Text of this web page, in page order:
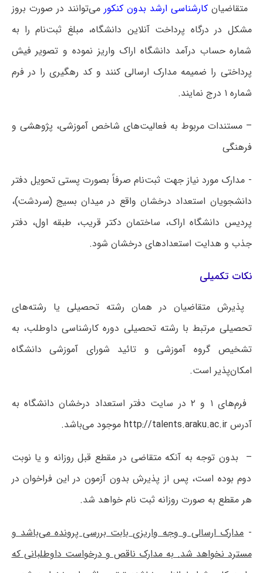
 متقاضیان کارشناسی ارشد بدون کنکور می‌توانند در صورت بروز
مشکل در درگاه پرداخت آنلاین دانشگاه، مبلغ ثبت‌نام را به
شماره حساب درآمد دانشگاه اراک واریز نموده و تصویر فیش
پرداختی را ضمیمه مدارک ارسالی کنند و کد رهگیری را در فرم
شماره ۱ درج نمایند.
– مستندات مربوط به فعالیت‌های شاخص آموزشی، پژوهشی و
فرهنگی
- مدارک مورد نیاز جهت ثبت‌نام صرفاً بصورت پستی تحویل دفتر
دانشجویان استعداد درخشان واقع در میدان بسیج (سردشت)،
پردیس دانشگاه اراک، ساختمان دکتر قریب، طبقه اول، دفتر
جذب و هدایت استعدادهای درخشان شود.
نکات تکمیلی
 پذیرش متقاضیان در همان رشته تحصیلی یا رشته‌های
تحصیلی مرتبط با رشته تحصیلی دوره کارشناسی داوطلب، به
تشخیص گروه آموزشی و تائید شورای آموزشی دانشگاه
امکان‌پذیر است.
‌ فرم‌های ۱ و ۲ در سایت دفتر استعداد درخشان دانشگاه به
آدرسhttp://talents.araku.ac.ir موجود می‌باشد.
–  بدون توجه به آنکه متقاضی در مقطع قبل روزانه و یا نوبت
دوم بوده است، پس از پذیرش بدون آزمون در این فراخوان در
هر مقطع به صورت روزانه ثبت نام خواهد شد.
-مدارک ارسالی و وجه واریزی بابت بررسی پرونده می‌باشد و
مسترد نخواهد شد. به مدارک ناقص و درخواست داوطلبانی که